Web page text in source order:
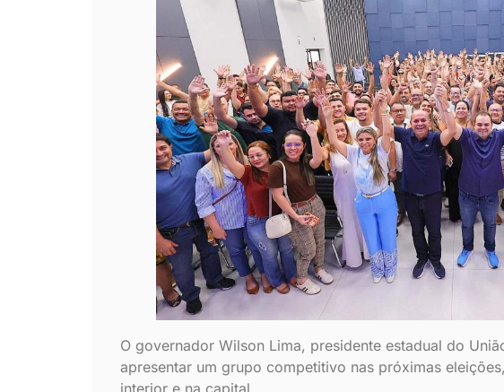
O governador Wilson Lima, presidente estadual do
apresentar um grupo competitivo nas próximas